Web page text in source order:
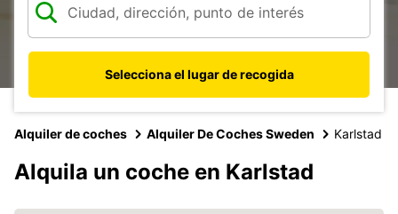
Selecciona el lugar de recogida
Alquiler de coches Alquiler De Coches Sweden Karlstad
Alquila un coche en Karlstad